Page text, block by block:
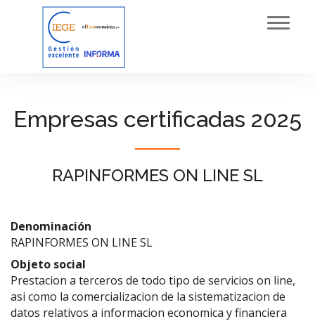
Empresas certificadas 2025
RAPINFORMES ON LINE SL
Denominación
RAPINFORMES ON LINE SL
Objeto social
Prestacion a terceros de todo tipo de servicios on line,
asi como la comercializacion de la sistematizacion de
datos relativos a informacion economica y financiera